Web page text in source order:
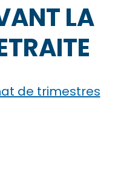
LA
de trimestres